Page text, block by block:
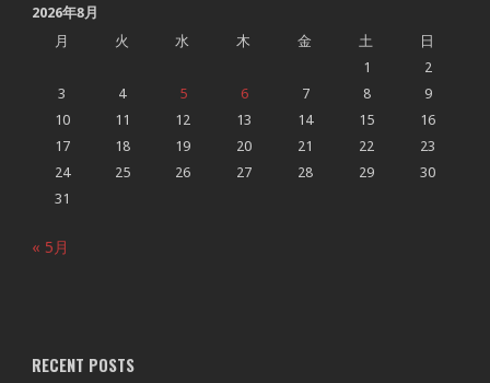
2026年8月
月
火 水 木 金 土
日
1
2
3
4 5 6 7 8
9
10
11 12 13 14 15
16
17
18 19 20 21 22
23
24
25 26 27 28 29
30
31
« 5月
RECENT POSTS